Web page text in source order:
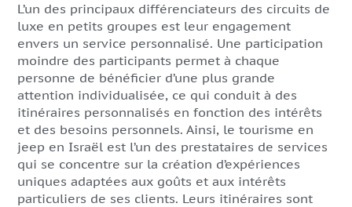
L’un des principaux différenciateurs des circuits de
luxe en petits groupes est leur engagement
envers un service personnalisé. Une participation
moindre des participants permet à chaque
personne de bénéficier d’une plus grande
attention individualisée, ce qui conduit à des
itinéraires personnalisés en fonction des intérêts
et des besoins personnels. Ainsi, le tourisme en
jeep en Israël est l’un des prestataires de services
qui se concentre sur la création d’expériences
uniques adaptées aux goûts et aux intérêts
particuliers de ses clients. Leurs itinéraires sont